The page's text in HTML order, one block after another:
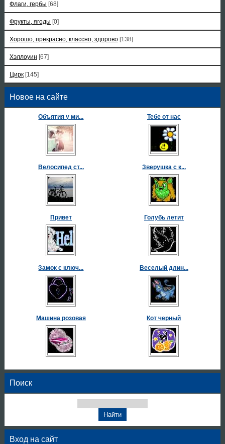
Флаги, гербы [68]
Фрукты, ягоды [0]
Хорошо, прекрасно, классно, здорово [138]
Хэллоуин [67]
Цирк [145]
Новое на сайте
Объятия у ми... Тебе от нас
Велосипед ст... Зверушка с к...
Привет Голубь летит
Замок с ключ... Веселый длин...
Машина розовая Кот черный
Поиск
Вход на сайт